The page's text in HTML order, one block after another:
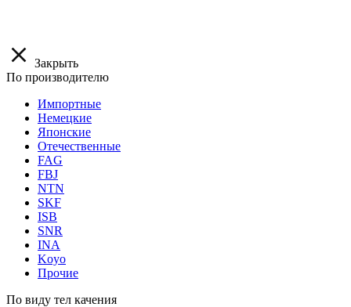
Закрыть
По производителю
Импортные
Немецкие
Японские
Отечественные
FAG
FBJ
NTN
SKF
ISB
SNR
INA
Koyo
Прочие
По виду тел качения